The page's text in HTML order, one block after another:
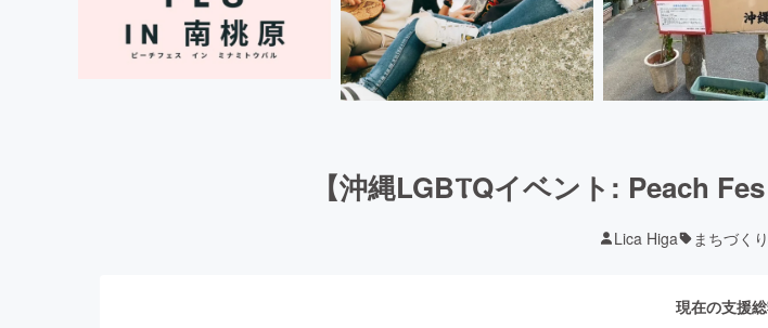
【沖縄LGBⲦQイベント: Peach
Lica Higa まちづく
現在の支援